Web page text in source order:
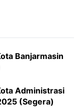
Banjarmasin
Administrasi
(Segera)